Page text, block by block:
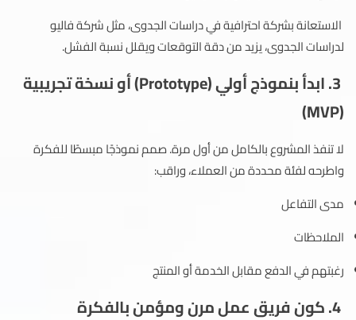
الاستعانة بشركة احترافية في دراسات الجدوى، مثل شركة فاليو
لدراسات الجدوى، يزيد من دقة التوقعات ويقلل نسبة الفشل.
3. ابدأ بنموذج أولي (Prototype) أو نسخة تجريبية
(MVP)
لا تنفذ المشروع بالكامل من أول مرة. صمم نموذجًا مبسطًا للفكرة
واطرحه لفئة محددة من العملاء، وراقب:
مدى التفاعل
الملاحظات
رغبتهم في الدفع مقابل الخدمة أو المنتج